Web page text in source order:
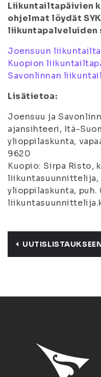
Liikuntailtapäivien
ohjelmat löydät
liikuntapalveluiden
Joensuun
Kuopion
Savonlinnan
Lisätietoa:
Joensuu ja
ajansihteeri, Itä-
ylioppilaskunta,
9620
Kuopio: Sirpa Risto,
liikuntasuunnittelija,
ylioppilaskunta, puh.